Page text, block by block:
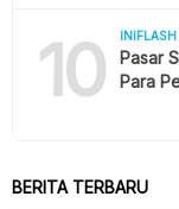
10 INIFLASH
Pasar
Para
BERITA TERBARU